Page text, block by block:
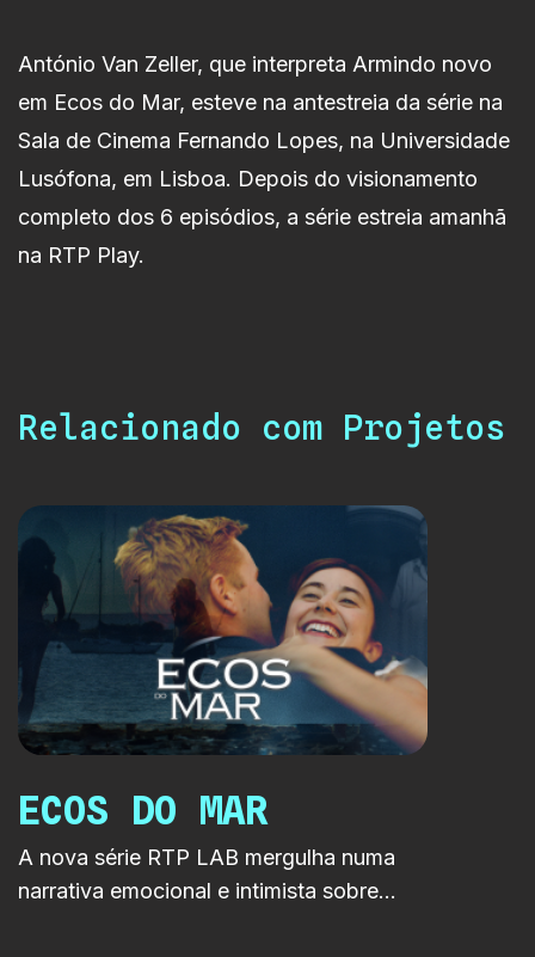
António Van Zeller, que interpreta Armindo novo
em Ecos do Mar, esteve na antestreia da série na
Sala de Cinema Fernando Lopes, na Universidade
Lusófona, em Lisboa. Depois do visionamento
completo dos 6 episódios, a série estreia amanhã
na RTP Play.
Relacionado com Projetos
ECOS DO MAR
A nova série RTP LAB mergulha numa
narrativa emocional e intimista sobre